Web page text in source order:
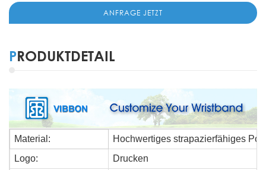
ANFRAGE JETZT
PRODUKTDETAIL
Material:
Hochwertiges strapazierfähiges
Logo:
Drucken